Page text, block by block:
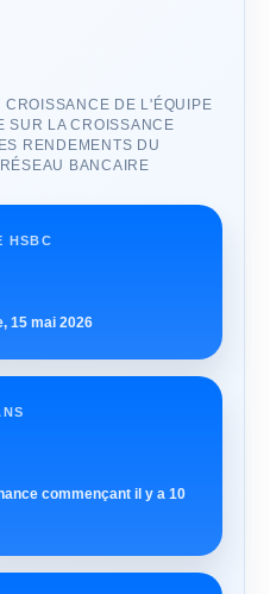
DE L'ÉQUIPE
SUR LA CROISSANCE
RENDEMENTS DU
BANCAIRE
HSBC
15 mai 2026
commençant il y a 10